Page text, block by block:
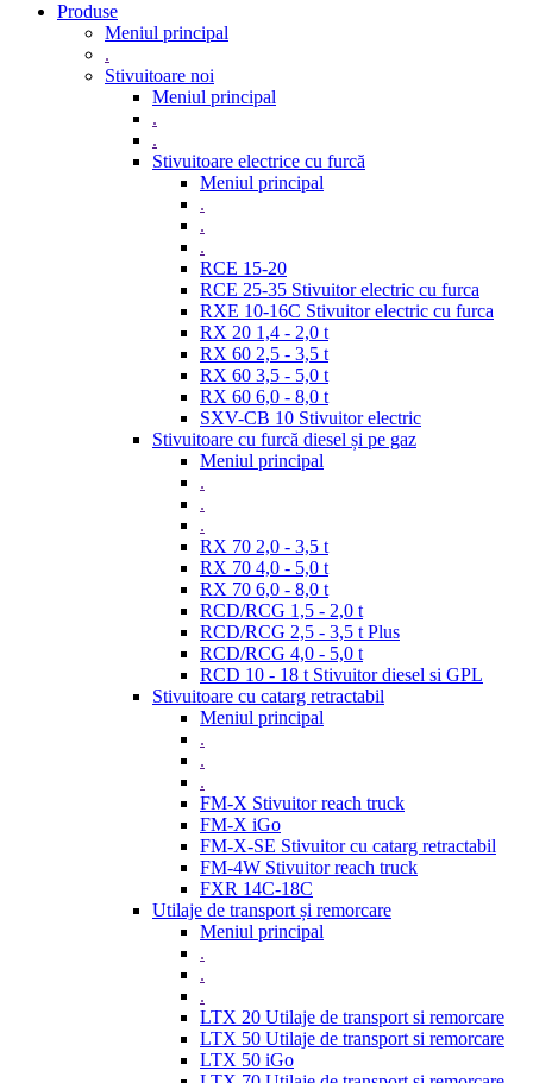
Produse
Meniul principal
.
Stivuitoare noi
Meniul principal
.
.
Stivuitoare electrice cu furcă
Meniul principal
.
.
.
RCE 15-20
RCE 25-35 Stivuitor electric cu furca
RXE 10-16C Stivuitor electric cu furca
RX 20 1,4 - 2,0 t
RX 60 2,5 - 3,5 t
RX 60 3,5 - 5,0 t
RX 60 6,0 - 8,0 t
SXV-CB 10 Stivuitor electric
Stivuitoare cu furcă diesel și pe gaz
Meniul principal
.
.
.
RX 70 2,0 - 3,5 t
RX 70 4,0 - 5,0 t
RX 70 6,0 - 8,0 t
RCD/RCG 1,5 - 2,0 t
RCD/RCG 2,5 - 3,5 t Plus
RCD/RCG 4,0 - 5,0 t
RCD 10 - 18 t Stivuitor diesel si GPL
Stivuitoare cu catarg retractabil
Meniul principal
.
.
.
FM-X Stivuitor reach truck
FM-X iGo
FM-X-SE Stivuitor cu catarg retractabil
FM-4W Stivuitor reach truck
FXR 14C-18C
Utilaje de transport și remorcare
Meniul principal
.
.
.
LTX 20 Utilaje de transport si remorcare
LTX 50 Utilaje de transport si remorcare
LTX 50 iGo